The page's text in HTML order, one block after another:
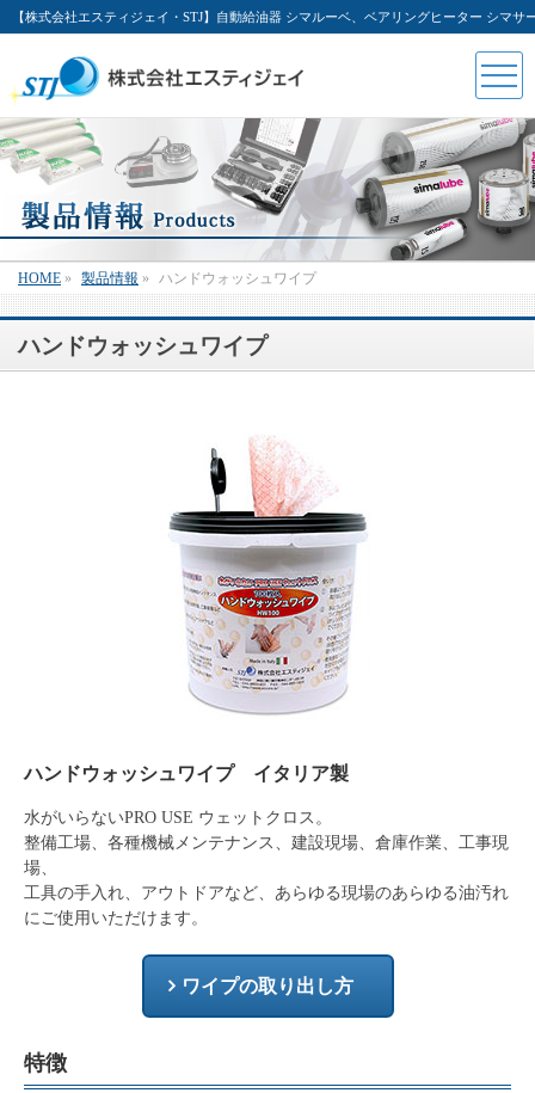
【株式会社エスティジェイ・STJ】自動給油器 シマルーベ、ベアリングヒーター シマ
HOME » 製品情報 » ハンドウォッシュワイプ
ハンドウォッシュワイプ
ハンドウォッシュワイプ イタリア製
水がいらないPRO USE ウェットクロス。
整備工場、各種機械メンテナンス、建設現場、倉庫作業、工事現
場、
工具の手入れ、アウトドアなど、あらゆる現場のあらゆる油汚れ
にご使用いただけます。
ワイプの取り出し方
特徴